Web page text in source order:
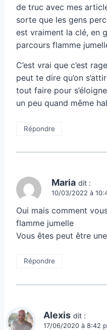
de truc avec mes
sorte que les gens
est vraiment la clé, en
parcours flamme
C’est vrai que c’est
peut te dire qu’on
tout faire pour
un peu quand même
Répondre
Maria dit :
10/03/2022 à
Oui mais comment
flamme jumelle
Vous êtes peut être
Répondre
Alexis dit :
17/06/2020 à 8:42